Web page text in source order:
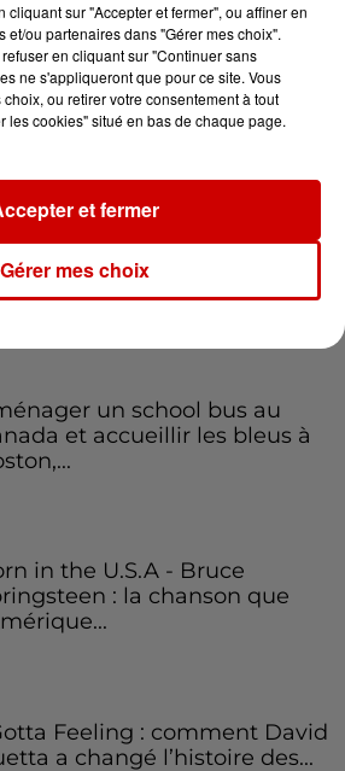
Voir plus
Massol, figure
de
féminin
un school bus au
et accueillir les bleus à
in the U.S.A - Bruce
: la chanson que
Feeling : comment David
a changé l’histoire des...
cliquant sur "Accepter et fermer", ou affiner en
et/ou partenaires dans "Gérer mes choix".
en cliquant sur "Continuer sans
ne s'appliqueront que pour ce site. Vous
ou retirer votre consentement à tout
les cookies" situé en bas de chaque page.
Gérer mes choix
et fermer